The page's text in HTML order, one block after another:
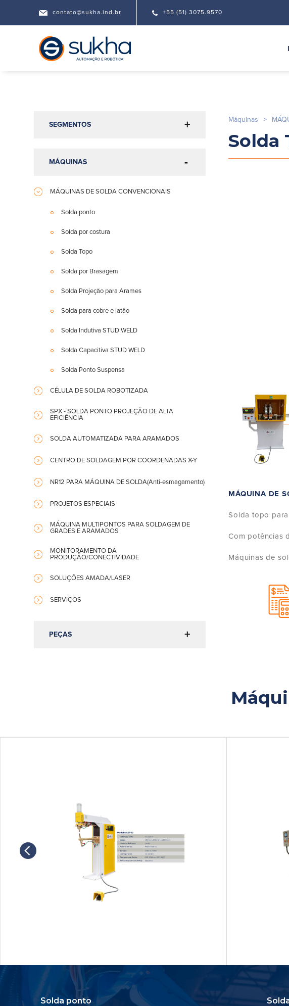
contato@sukha.ind.br +55 (51) 3075.9570
SEGMENTOS
MÁQUINAS
MÁQUINAS DE SOLDA CONVENCIONAIS
Solda ponto
Solda por costura
Solda Topo
Solda por Brasagem
Solda Projeção para Arames
Solda para cobre e latão
Solda Indutiva STUD WELD
Solda Capacitiva STUD WELD
Solda Ponto Suspensa
CÉLULA DE SOLDA ROBOTIZADA
SPX - SOLDA PONTO PROJEÇÃO DE ALTA
EFICIÊNCIA
SOLDA AUTOMATIZADA PARA ARAMADOS
CENTRO DE SOLDAGEM POR COORDENADAS X-Y
NR12 PARA MÁQUINA DE SOLDA(Anti-esmagamento)
PROJETOS ESPECIAIS
MÁQUINA MULTIPONTOS PARA SOLDAGEM DE
GRADES E ARAMADOS
MONITORAMENTO DA
PRODUÇÃO/CONECTIVIDADE
SOLUÇÕES AMADA/LASER
SERVIÇOS
PEÇAS
Máquinas >
Solda
MÁQUINA DE
Solda topo
Com potências
Máquinas de
Solda ponto